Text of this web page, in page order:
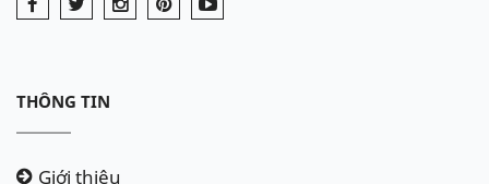
THÔNG TIN
Giới thiệu